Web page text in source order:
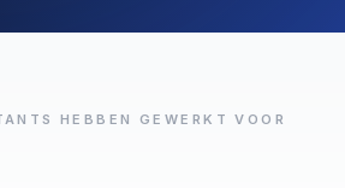
HEBBEN GEWERKT VOOR